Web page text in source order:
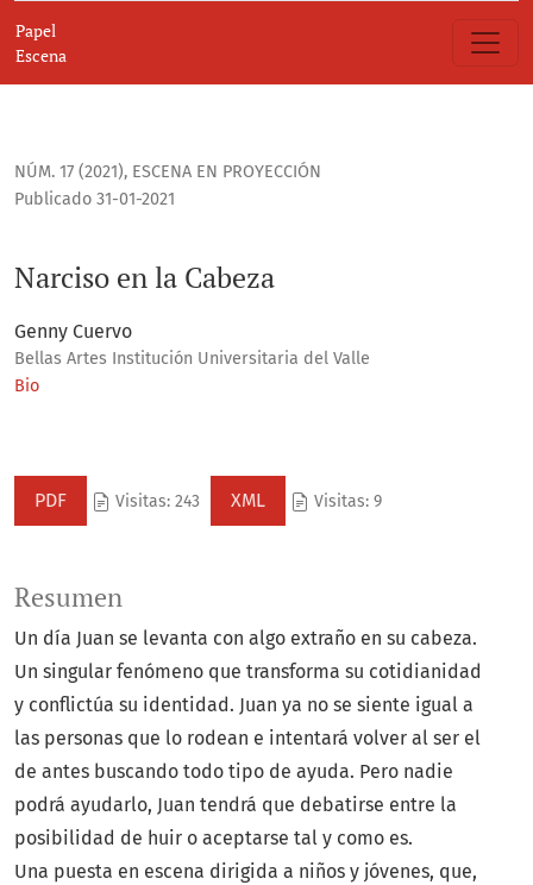
Papel
Escena
NÚM. 17 (2021), ESCENA EN PROYECCIÓN
Narciso en la Cabeza
Publicado 31-01-2021
Genny Cuervo
Bellas Artes Institución Universitaria del Valle
Bio
PDF Visitas: 243 XML Visitas: 9
Resumen
Un día Juan se levanta con algo extraño en su cabeza.
Un singular fenómeno que transforma su cotidianidad
y conflictúa su identidad. Juan ya no se siente igual a
las personas que lo rodean e intentará volver al ser el
de antes buscando todo tipo de ayuda. Pero nadie
podrá ayudarlo, Juan tendrá que debatirse entre la
posibilidad de huir o aceptarse tal y como es.
Una puesta en escena dirigida a niños y jóvenes, que,